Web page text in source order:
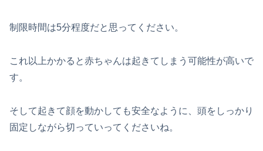
制限時間は5分程度だと思ってください。
これ以上かかると赤ちゃんは起きてしまう可能性が高いで
す。
そして起きて顔を動かしても安全なように、頭をしっかり
固定しながら切っていってくださいね。